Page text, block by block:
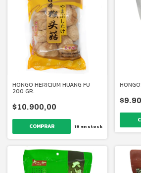
HONGO HERICIUM HUANG FU
200 GR.
$10.900,00
19 en stock